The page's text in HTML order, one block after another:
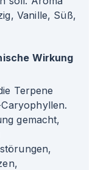
Vanille, Süß,
Wirkung
Terpene
gemacht,